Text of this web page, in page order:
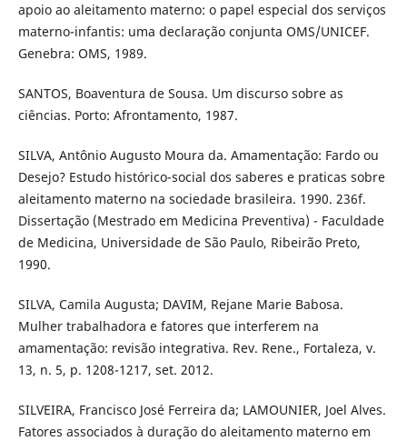
apoio ao aleitamento materno: o papel especial dos serviços
materno-infantis: uma declaração conjunta OMS/UNICEF.
Genebra: OMS, 1989.
SANTOS, Boaventura de Sousa. Um discurso sobre as
ciências. Porto: Afrontamento, 1987.
SILVA, Antônio Augusto Moura da. Amamentação: Fardo ou
Desejo? Estudo histórico-social dos saberes e praticas sobre
aleitamento materno na sociedade brasileira. 1990. 236f.
Dissertação (Mestrado em Medicina Preventiva) - Faculdade
de Medicina, Universidade de São Paulo, Ribeirão Preto,
1990.
SILVA, Camila Augusta; DAVIM, Rejane Marie Babosa.
Mulher trabalhadora e fatores que interferem na
amamentação: revisão integrativa. Rev. Rene., Fortaleza, v.
13, n. 5, p. 1208-1217, set. 2012.
SILVEIRA, Francisco José Ferreira da; LAMOUNIER, Joel Alves.
Fatores associados à duração do aleitamento materno em